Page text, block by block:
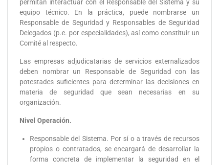
permitan interactuar con el Responsable del Sistema y su
equipo técnico. En la práctica, puede nombrarse un
Responsable de Seguridad y Responsables de Seguridad
Delegados (p.e. por especialidades), así como constituir un
Comité al respecto.
Las empresas adjudicatarias de servicios externalizados
deben nombrar un Responsable de Seguridad con las
potestades suficientes para determinar las decisiones en
materia de seguridad que sean necesarias en su
organización.
Nivel Operación.
Responsable del Sistema. Por sí o a través de recursos
propios o contratados, se encargará de desarrollar la
forma concreta de implementar la seguridad en el